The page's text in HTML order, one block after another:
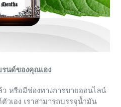
นด์ของคุณเอง
หรือมีช่องทางการขายออนไลน์
วเอง เราสามารถบรรจุน้ำมัน